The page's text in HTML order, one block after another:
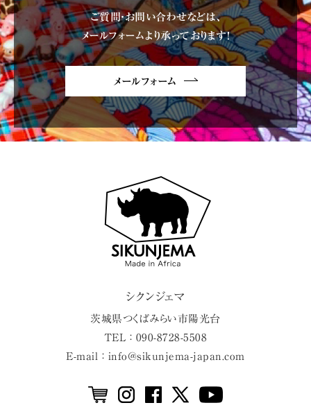
ご質問・お問い合わせなどは、
メールフォームより承っております!
メールフォーム
シクンジェマ
茨城県 つくばみらい市 陽光台
TEL ： 090-8728-5508
E-mail ： info@sikunjema-japan.com